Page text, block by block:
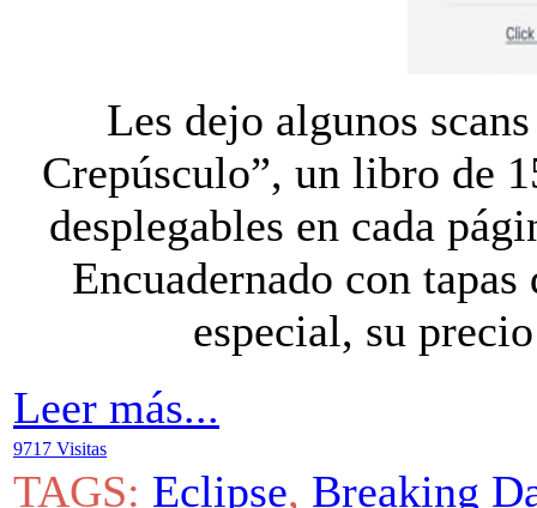
Les dejo algunos
Crepúsculo”, un libro de
desplegables en cada
Encuadernado con
especial, su
Leer más...
9717 Visitas
TAGS: Eclipse, Breaking